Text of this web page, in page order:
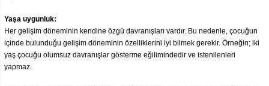
Yaşa uygunluk:
Her gelişim döneminin kendine özgü davranışları vardır. Bu nedenle, çocuğun
içinde bulunduğu gelişim döneminin özelliklerini iyi bilmek gerekir. Örneğin; iki
yaş çocuğu olumsuz davranışlar gösterme eğilimindedir ve istenilenleri
yapmaz.